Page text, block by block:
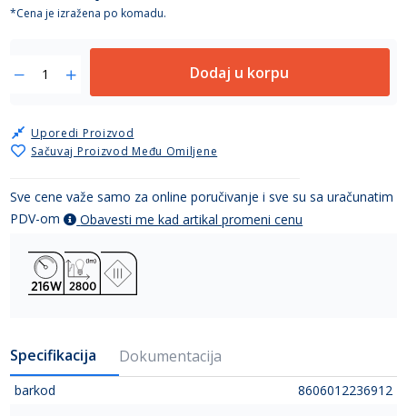
*Cena je izražena po komadu.
Dodaj u korpu
Sačuvaj Proizvod Među Omiljene
Uporedi Proizvod
Sve cene važe samo za online poručivanje i sve su sa uračunatim
PDV-om
Obavesti me kad artikal promeni cenu
Specifikacija Dokumentacija
barkod 8606012236912